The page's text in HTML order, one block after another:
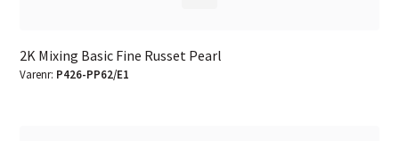
2K Mixing Basic Fine Russet Pearl
Varenr: P426-PP62/E1